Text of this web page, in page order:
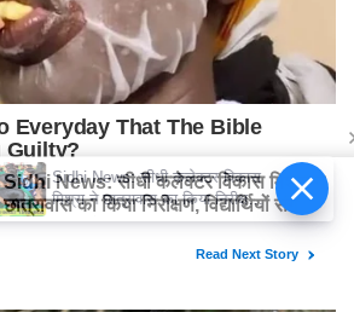
Sidhi News: सीधी कलेक्टर विकास
मिश्रा ने छात्रावास का किया निरीक्षण,
विद्यार्थियों संग किया रात्रि भोजन